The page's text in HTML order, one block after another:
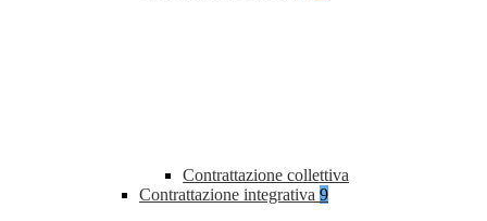
Contrattazione collettiva
Contrattazione integrativa 9